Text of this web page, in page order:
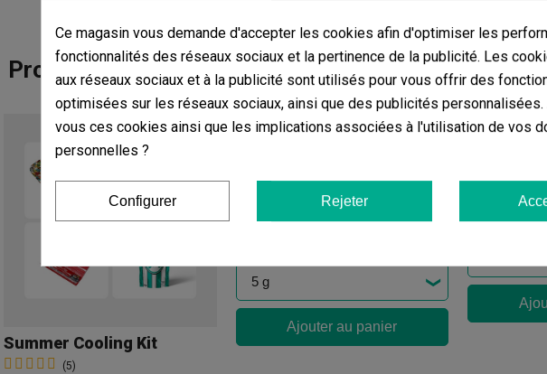
Produits de même catégorie Fleurs CBD GB
Summer Cooling Kit
(5)
(4)
Ajouter au panier
(4)
25,56 €
Ce magasin vous demande d'accepter les cookies afin d'optimiser les
fonctionnalités des réseaux sociaux et la pertinence de la publicité. Les
aux réseaux sociaux et à la publicité sont utilisés pour vous offrir des
optimisées sur les réseaux sociaux, ainsi que des publicités
vous ces cookies ainsi que les implications associées à l'utilisation de vos
personnelles ?
Configurer Rejeter